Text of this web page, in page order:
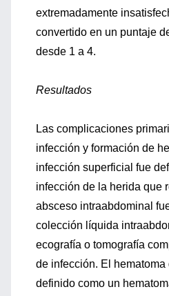
extremadamente
convertido en un puntaje
desde 1 a 4.
Resultados
Las complicaciones
infección y formación de
infección superficial fue
infección de la herida que
absceso intraabdominal
colección líquida
ecografía o tomografía
de infección. El hematoma
definido como un